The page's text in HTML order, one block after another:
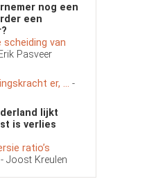
nog een
een
scheiding van
Pasveer
er, ... -
lijkt
is verlies
ratio’s
- Joost Kreulen